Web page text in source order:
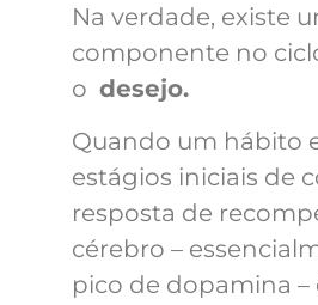
Na verdade, existe
componente no
o desejo.
Quando um hábito
estágios iniciais de
resposta de
cérebro –
pico de dopamina –